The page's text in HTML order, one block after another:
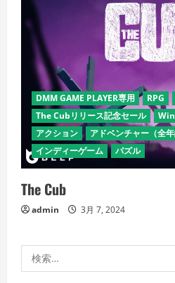
DMM GAME PLAYER専用 RPG
The Cubリリース記念セール
アクション
アドベンチャー（全年
インディーゲーム
パズル
The Cub
admin 3月 7, 2024
索: